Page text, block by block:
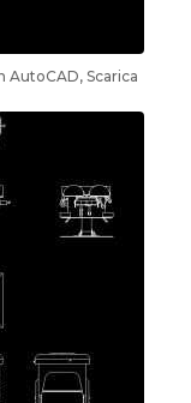
AutoCAD, Scarica